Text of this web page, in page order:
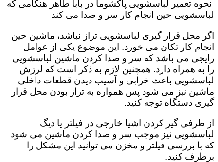
نحوه تعمیر لباسشویی پاکشوما در بابا طاهر هنگامی که
لباسشویی حین انجام کار سر و صدا می کند
اگر محل قرار گیری لباسشویی تراز نباشد، ماشین حین
انجام کار تکان می خورد‌. این موضوع یکی از عوامل
رایجی می باشد که سر و صدا کردن ماشین لباسشویی
را به همراه دارد. همچنین لازم به ذکر است که لرزش
لباسشویی باعث خرابی و آسیب دیدن قطعات داخلی
ماشین نیز می شود پس همواره به تراز بودن محل قرار
گیری دستگاه توجه کنید.
از طرفی گیر کردن اشیا خارجی در فیلتر یا دیگ
لباسشویی نیز موجب سر و صدا کردن ماشین می شود
که با بررسی فیلتر و مخزن می توانید این مشکل را
برطرف کنید.